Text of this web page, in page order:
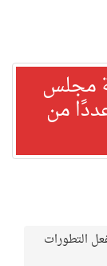
مجلس
من
التطورات